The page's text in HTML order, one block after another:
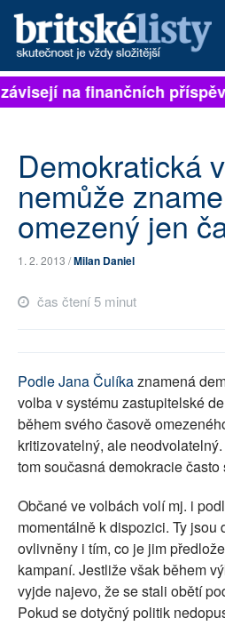
PŘIHLÁSIT
ARCHIV
TÉMATA
NEJČTENĚJŠÍ ZA 7 DNÍ
PŘÍSPĚVKY NA PROVOZ
SOCIÁLNÍ SÍTĚ
RUBRIKY
PLNÁ VERZE STRÁNEK
na finančních
Demokratická
nemůže
omezený jen
1. 2. 2013 /Milan Daniel
čas čtení 5 minut
Podle Jana Čulíkaznamená
volba v systému zastupitelské
během svého časově
kritizovatelný, ale
tom současná demokracie často
Občané ve volbách volí mj. i
momentálně k dispozici. Ty jsou
ovlivněny i tím, co je jim
kampaní. Jestliže však během
vyjde najevo, že se stali obětí
Pokud se dotyčný politik